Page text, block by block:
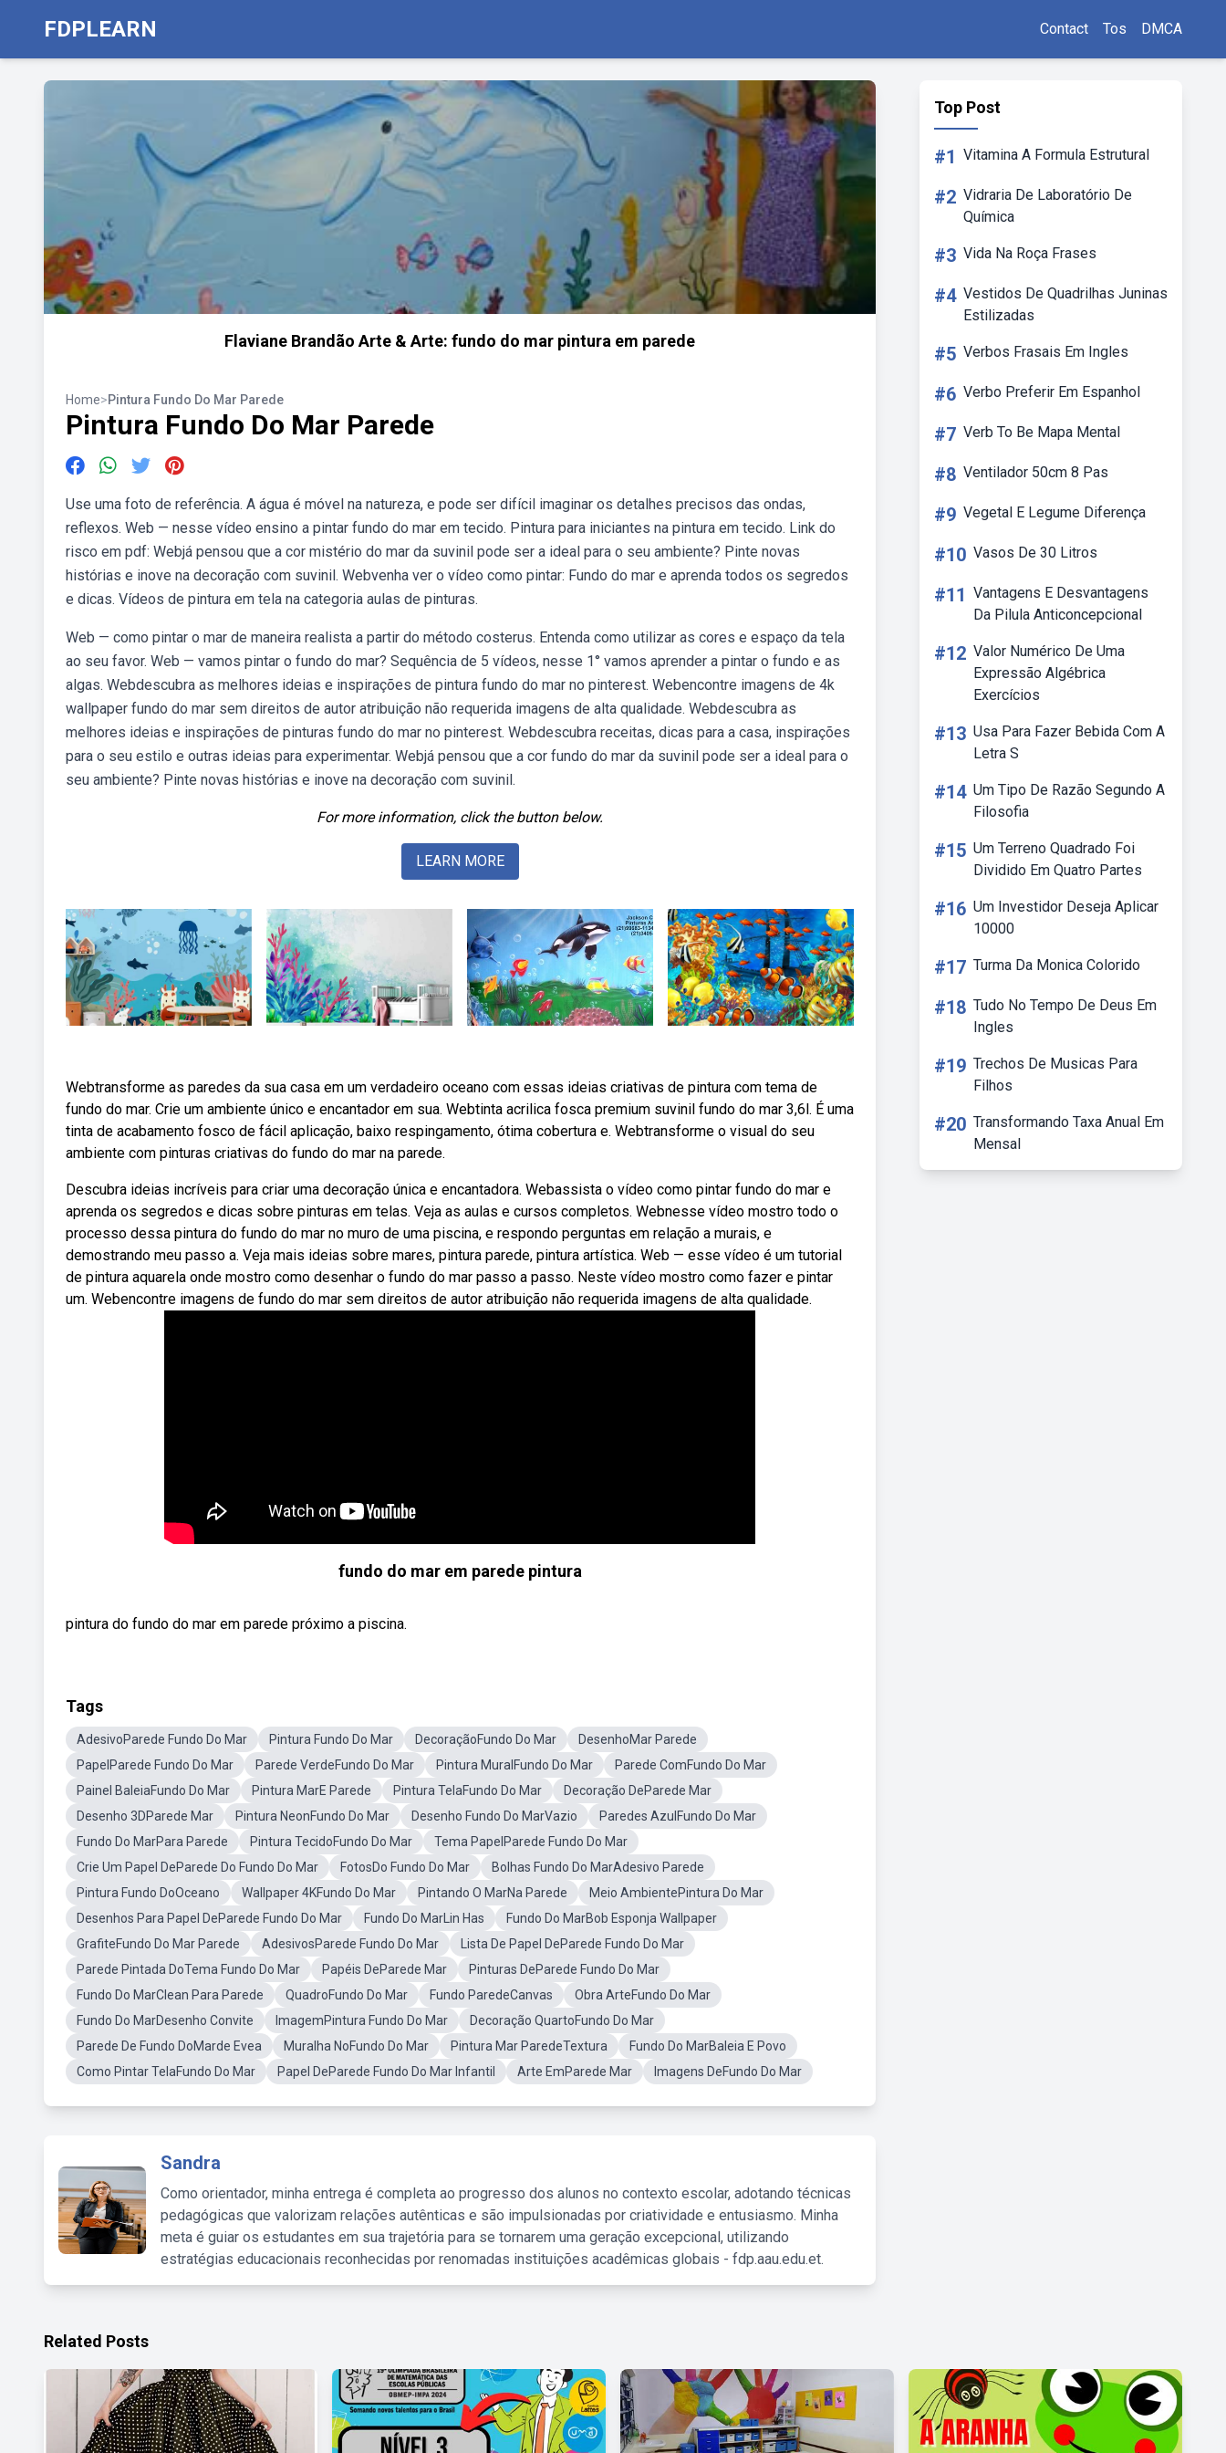
FDPLEARN Contact Tos DMCA
Flaviane Brandão Arte & Arte: fundo do mar pintura em parede
Home>Pintura Fundo Do Mar Parede
Pintura Fundo Do Mar Parede
Use uma foto de referência. A água é móvel na natureza, e pode ser difícil imaginar os detalhes precisos das ondas,
reflexos. Web — nesse vídeo ensino a pintar fundo do mar em tecido. Pintura para iniciantes na pintura em tecido. Link do
risco em pdf: Webjá pensou que a cor mistério do mar da suvinil pode ser a ideal para o seu ambiente? Pinte novas
histórias e inove na decoração com suvinil. Webvenha ver o vídeo como pintar: Fundo do mar e aprenda todos os segredos
e dicas. Vídeos de pintura em tela na categoria aulas de pinturas.
Web — como pintar o mar de maneira realista a partir do método costerus. Entenda como utilizar as cores e espaço da tela
ao seu favor. Web — vamos pintar o fundo do mar? Sequência de 5 vídeos, nesse 1° vamos aprender a pintar o fundo e as
algas. Webdescubra as melhores ideias e inspirações de pintura fundo do mar no pinterest. Webencontre imagens de 4k
wallpaper fundo do mar sem direitos de autor atribuição não requerida imagens de alta qualidade. Webdescubra as
melhores ideias e inspirações de pinturas fundo do mar no pinterest. Webdescubra receitas, dicas para a casa, inspirações
para o seu estilo e outras ideias para experimentar. Webjá pensou que a cor fundo do mar da suvinil pode ser a ideal para o
seu ambiente? Pinte novas histórias e inove na decoração com suvinil.
For more information, click the button below.
LEARN MORE
Webtransforme as paredes da sua casa em um verdadeiro oceano com essas ideias criativas de pintura com tema de
fundo do mar. Crie um ambiente único e encantador em sua. Webtinta acrilica fosca premium suvinil fundo do mar 3,6l. É uma
tinta de acabamento fosco de fácil aplicação, baixo respingamento, ótima cobertura e. Webtransforme o visual do seu
ambiente com pinturas criativas do fundo do mar na parede.
Descubra ideias incríveis para criar uma decoração única e encantadora. Webassista o vídeo como pintar fundo do mar e
aprenda os segredos e dicas sobre pinturas em telas. Veja as aulas e cursos completos. Webnesse vídeo mostro todo o
processo dessa pintura do fundo do mar no muro de uma piscina, e respondo perguntas em relação a murais, e
demostrando meu passo a. Veja mais ideias sobre mares, pintura parede, pintura artística. Web — esse vídeo é um tutorial
de pintura aquarela onde mostro como desenhar o fundo do mar passo a passo. Neste vídeo mostro como fazer e pintar
um. Webencontre imagens de fundo do mar sem direitos de autor atribuição não requerida imagens de alta qualidade.
fundo do mar em parede pintura
pintura do fundo do mar em parede próximo a piscina.
Tags
AdesivoParede Fundo Do Mar Pintura Fundo Do Mar DecoraçãoFundo Do Mar
DesenhoMar Parede
PapelParede Fundo Do Mar
Parede VerdeFundo Do Mar Pintura MuralFundo Do Mar
Parede ComFundo Do Mar
Painel BaleiaFundo Do Mar
Pintura MarE Parede Pintura TelaFundo Do Mar
Decoração DeParede Mar
Desenho 3DParede Mar
Pintura NeonFundo Do Mar Desenho Fundo Do MarVazio
Paredes AzulFundo Do Mar
Fundo Do MarPara Parede
Pintura TecidoFundo Do Mar
Tema PapelParede Fundo Do Mar
Crie Um Papel DeParede Do Fundo Do Mar
FotosDo Fundo Do Mar
Bolhas Fundo Do MarAdesivo Parede
Pintura Fundo DoOceano
Wallpaper 4KFundo Do Mar Pintando O MarNa Parede
Meio AmbientePintura Do Mar
Desenhos Para Papel DeParede Fundo Do Mar
Fundo Do MarLin Has
Fundo Do MarBob Esponja Wallpaper
GrafiteFundo Do Mar Parede
AdesivosParede Fundo Do Mar
Lista De Papel DeParede Fundo Do Mar
Parede Pintada DoTema Fundo Do Mar
Papéis DeParede Mar
Pinturas DeParede Fundo Do Mar
Fundo Do MarClean Para Parede
QuadroFundo Do Mar Fundo ParedeCanvas
Obra ArteFundo Do Mar
Fundo Do MarDesenho Convite
ImagemPintura Fundo Do Mar
Decoração QuartoFundo Do Mar
Parede De Fundo DoMarde Evea
Muralha NoFundo Do Mar Pintura Mar ParedeTextura
Fundo Do MarBaleia E Povo
Como Pintar TelaFundo Do Mar
Papel DeParede Fundo Do Mar Infantil Arte EmParede Mar Imagens DeFundo Do Mar
Sandra
Como orientador, minha entrega é completa ao progresso dos alunos no contexto escolar, adotando técnicas
pedagógicas que valorizam relações autênticas e são impulsionadas por criatividade e entusiasmo. Minha
meta é guiar os estudantes em sua trajetória para se tornarem uma geração excepcional, utilizando
estratégias educacionais reconhecidas por renomadas instituições acadêmicas globais - fdp.aau.edu.et.
Top Post
#1 Vitamina A Formula Estrutural
#2 Vidraria De Laboratório De
Química
#3 Vida Na Roça Frases
#4 Vestidos De Quadrilhas Juninas
Estilizadas
#5 Verbos Frasais Em Ingles
#6 Verbo Preferir Em Espanhol
#7 Verb To Be Mapa Mental
#8 Ventilador 50cm 8 Pas
#9 Vegetal E Legume Diferença
#10 Vasos De 30 Litros
#11 Vantagens E Desvantagens
Da Pilula Anticoncepcional
#12 Valor Numérico De Uma
Expressão Algébrica
Exercícios
#13 Usa Para Fazer Bebida Com A
Letra S
#14 Um Tipo De Razão Segundo A
Filosofia
#15 Um Terreno Quadrado Foi
Dividido Em Quatro Partes
#16 Um Investidor Deseja Aplicar
10000
#17 Turma Da Monica Colorido
#18 Tudo No Tempo De Deus Em
Ingles
#19 Trechos De Musicas Para
Filhos
#20 Transformando Taxa Anual Em
Mensal
Related Posts